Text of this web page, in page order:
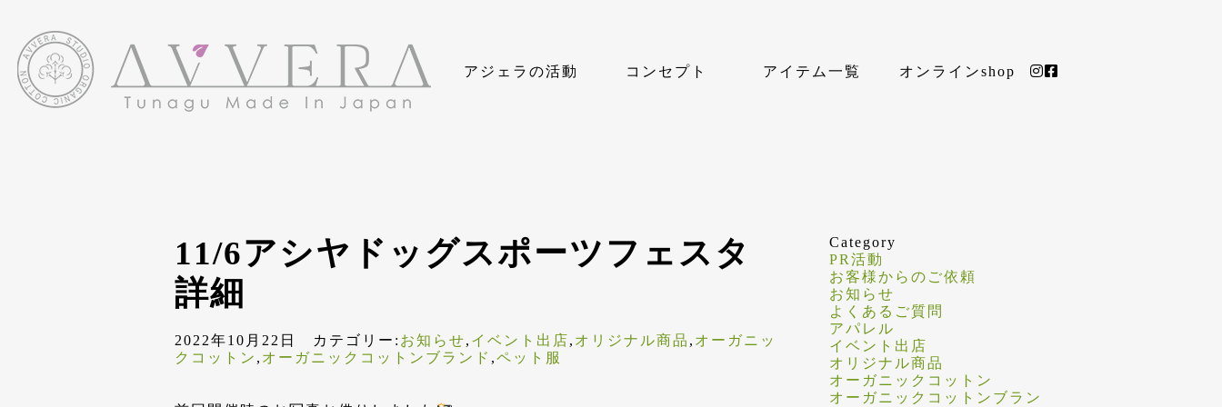
アジェラの活動 コンセプト アイテム一覧 オンラインshop
11/6アシヤドッグスポーツフェスタ
詳細
2022年10月22日 カテゴリー: お知らせ, イベント出店, オリジナル商品 , オーガニッ
クコットン , オーガニックコットンブランド ,ペット服
Category
PR活動
お客様からのご依頼
お知らせ
よくあるご質問
アパレル
イベント出店
オリジナル商品
オーガニックコットン
オーガニックコットンブラン